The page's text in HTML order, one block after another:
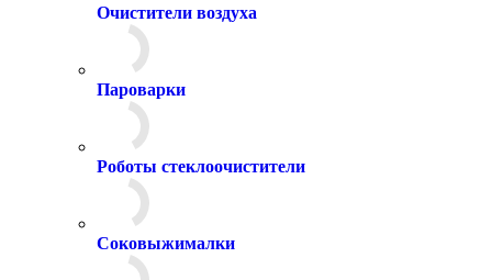
Очистители воздуха
Пароварки
Роботы стеклоочистители
Соковыжималки